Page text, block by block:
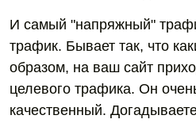
И самый "напряжный"
трафик. Бывает так, что
образом, на ваш сайт
целевого трафика. Он
качественный.